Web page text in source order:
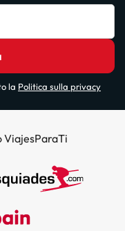
la Politica sulla privacy
ViajesParaTi